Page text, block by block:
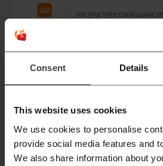
Consent Details
This website uses cookies
We use cookies to personalise
provide social media features and
We also share information about
Не упустите свой шанс
приобрести стильную
уникальным
Получить
Получите 5% скидку
в Доктор Слон.
Получите 5% скидку на
промокод в Доктор Слон.